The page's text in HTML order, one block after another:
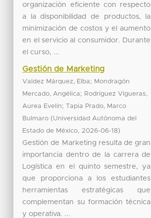
organización eficiente con respecto
a la disponibilidad de productos, la
minimización de costos y el aumento
en el servicio al consumidor. Durante
el curso, ...
Gestión de Marketing
Valdez Márquez, Elba; Mondragón
Mercado, Angélica; Rodríguez Vigueras,
Aurea Evelin;Tapia Prado, Marco
Bulmaro (Universidad Autónoma del
Estado de México, 2026-06-18)
Gestión de Marketing resulta de gran
importancia dentro de la carrera de
Logística en el quinto semestre, ya
que proporciona a los estudiantes
herramientas estratégicas que
complementan su formación técnica
y operativa. ...